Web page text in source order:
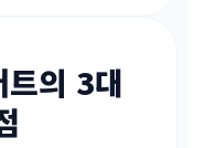
트의 3대